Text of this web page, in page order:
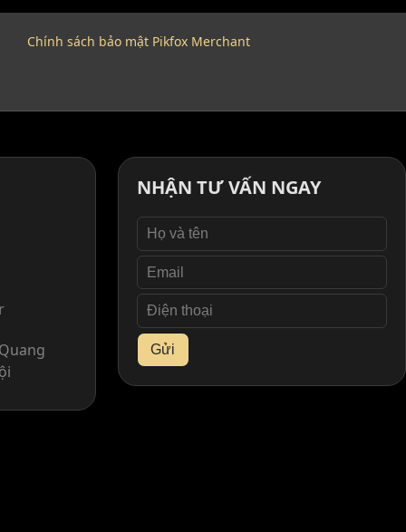
Chính sách bảo mật Pikfox Merchant
NHẬN TƯ VẤN NGAY
Gửi